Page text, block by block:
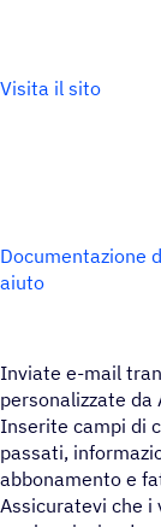
Visita il sito
Documentazione
aiuto
Inviate e-mail
personalizzate da
Inserite campi di
passati,
abbonamento e
Assicuratevi che